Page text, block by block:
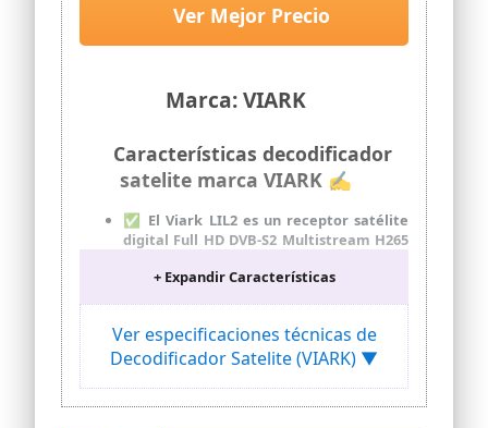
Marca: VIARK
Ver Mejor Precio
Características decodificador
satelite marca VIARK ✍
✅ El Viark LIL2 es un receptor satélite
digital Full HD DVB-S2 Multistream H265
QPSK/8PSK/16APSK/32APSK, ACM/VCM
✅ Tiene tuner sensible que recibe SCPC
& MCPC de bandas satélite Ku y C.
Soporta Diseqc 1.0, 1.1,1.2,1.3 USALS y
UNICABLE
✅ Cabe destacar su conectividad con
Ethernet LAN 10/100M y USB WIFI con
+ Expandir Características
Ver especificaciones técnicas de
Decodificador Satelite (VIARK) ▼